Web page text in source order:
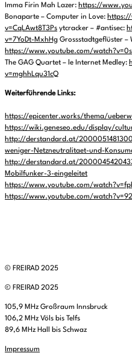
Imma Firin Mah Lazer: https://
Bonaparte – Computer in Love:
v=CqLAwt8T3Ps ytcracker – #antisec:
v=7YoDt-MxhHg Grossstadtgeflüster –
https://www.youtube.com/
The GAG Quartet – le Internet Medley:
v=mghhLqu31cQ
Weiterführende Links:
https://epicenter.works/thema/
https://wiki.geneseo.edu/display/
http://derstandard.at/
weniger-Netzneutralitaet-und-
http://derstandard.at/
Mobilfunker-3-eingeleitet
https://www.youtube.com/
https://www.youtube.com/
© FREIRAD 2025
© FREIRAD 2025
105,9 MHz Großraum Innsbruck
106,2 MHz Völs bis Telfs
89,6 MHz Hall bis Schwaz
Impressum